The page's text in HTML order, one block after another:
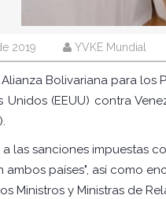
2019 YVKE Mundial
Bolivariana para los
Unidos (EEUU) contra
las sanciones impuestas
ambos países", así como
Ministros y Ministras de